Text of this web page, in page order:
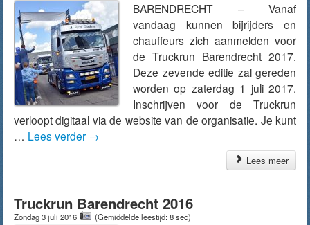
BARENDRECHT – Vanaf
vandaag kunnen bijrijders en
chauffeurs zich aanmelden voor
de Truckrun Barendrecht 2017.
Deze zevende editie zal gereden
worden op zaterdag 1 juli 2017.
Inschrijven voor de Truckrun
verloopt digitaal via de website van de organisatie. Je kunt
… Lees verder →
Lees meer
Truckrun Barendrecht 2016
Zondag 3 juli 2016 (Gemiddelde leestijd: 8 sec)